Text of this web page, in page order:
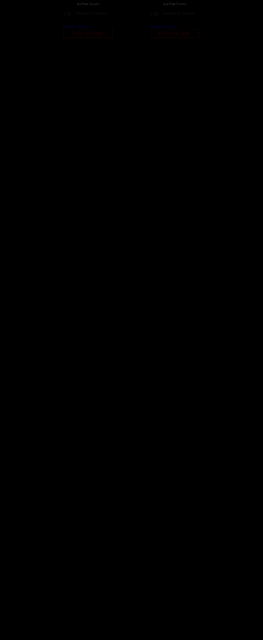
Goldmünzen
Weiterlesen
Nicht auf Lager
Goldmünzen
Weiterlesen
Nicht auf Lager